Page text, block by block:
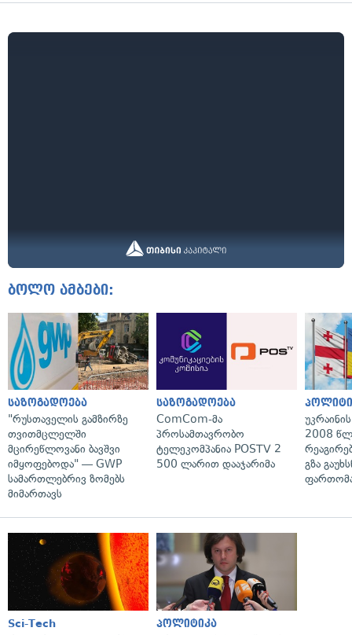
ბოლო ამბები:
საზოგადოება
"რუსთაველის გამზირზე
თვითმცლელში
მცირეწლოვანი ბავშვი
იმყოფებოდა" — GWP
სამართლებრივ ზომებს
მიმართავს
საზოგადოება
ComCom-მა
პროსამთავრობო
ტელეკომპანია POSTV 2
500 ლარით დააჯარიმა
2008
გზა
Sci-Tech პოლიტიკა